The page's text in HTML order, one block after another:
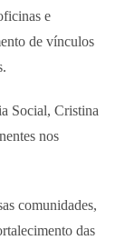
e
de vínculos
Social, Cristina
nos
comunidades,
das